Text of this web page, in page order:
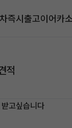
즉시출고이어카
적
고싶습니다